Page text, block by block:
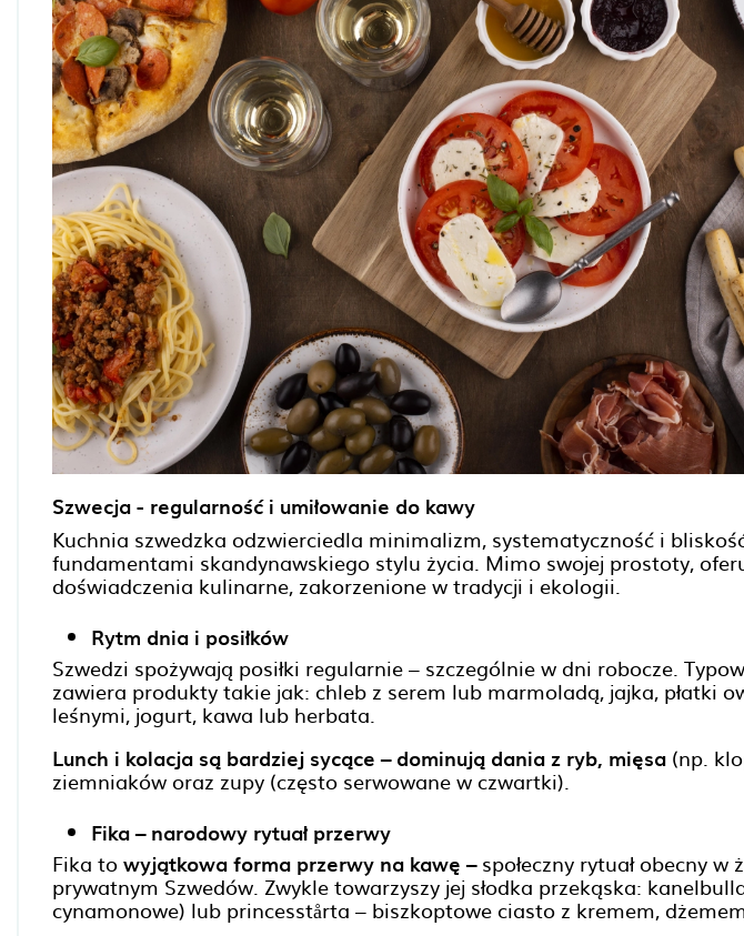
Szwecja - regularność i umiłowanie do kawy
Kuchnia szwedzka odzwierciedla minimalizm, systematyczność i
fundamentami skandynawskiego stylu życia. Mimo swojej prostoty,
doświadczenia kulinarne, zakorzenione w tradycji i ekologii.
Rytm dnia i posiłków
Szwedzi spożywają posiłki regularnie – szczególnie w dni robocze.
zawiera produkty takie jak: chleb z serem lub marmoladą, jajka, płatki
leśnymi, jogurt, kawa lub herbata.
Lunch i kolacja są bardziej sycące – dominują dania z ryb, mięsa (np.
ziemniaków oraz zupy (często serwowane w czwartki).
Fika – narodowy rytuał przerwy
Fika towyjątkowa forma przerwy na kawę –społeczny rytuał obecny w
prywatnym Szwedów. Zwykle towarzyszy jej słodka przekąska:
cynamonowe) lub princesstårta – biszkoptowe ciasto z kremem,